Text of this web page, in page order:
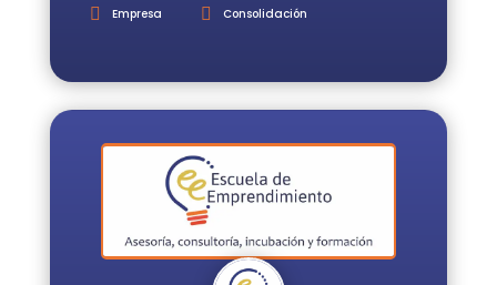
Empresa Consolidación